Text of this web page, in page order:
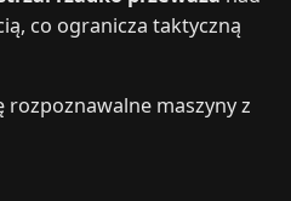
co ogranicza taktyczną
rozpoznawalne maszyny z